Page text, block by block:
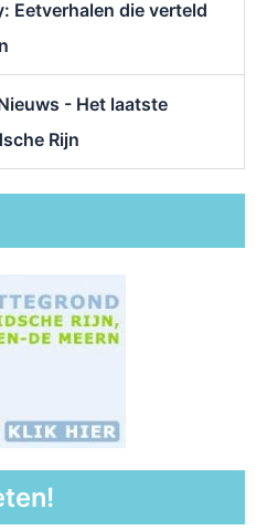
Eetverhalen die verteld
- Het laatste
Rijn